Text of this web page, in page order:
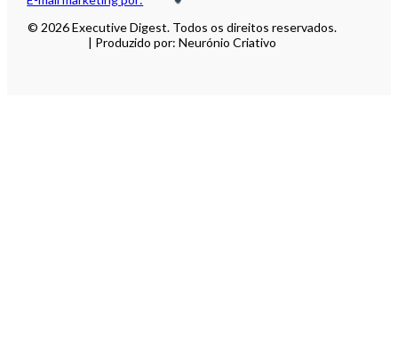
© 2026 Executive Digest. Todos os direitos reservados.
| Produzido por: Neurónio Criativo